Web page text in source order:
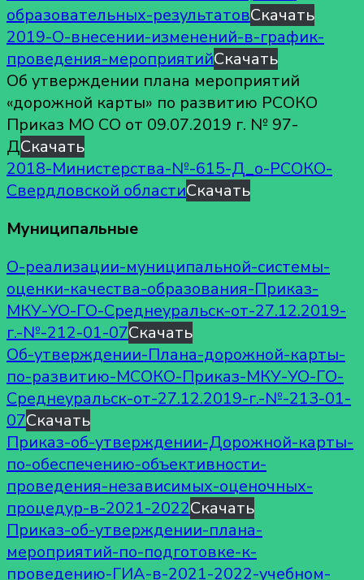
образовательных-результатовСкачать
2019-О-внесении-изменений-в-график-
проведения-мероприятийСкачать
Об утверждении плана мероприятий
«дорожной карты» по развитию РСОКО
Приказ МО СО от 09.07.2019 г. № 97-
ДСкачать
2018-Министерства-№-615-Д_о-РСОКО-
Свердловской областиСкачать
Муниципальные
О-реализации-муниципальной-системы-
оценки-качества-образования-Приказ-
МКУ-УО-ГО-Среднеуральск-от-27.12.2019-
г.-№-212-01-07Скачать
Об-утверждении-Плана-дорожной-карты-
по-развитию-МСОКО-Приказ-МКУ-УО-ГО-
Среднеуральск-от-27.12.2019-г.-№-213-01-
07Скачать
Приказ-об-утверждении-Дорожной-карты-
по-обеспечению-объективности-
проведения-независимых-оценочных-
процедур-в-2021-2022Скачать
Приказ-об-утверждении-плана-
мероприятий-по-подготовке-к-
проведению-ГИА-в-2021-2022-учебном-